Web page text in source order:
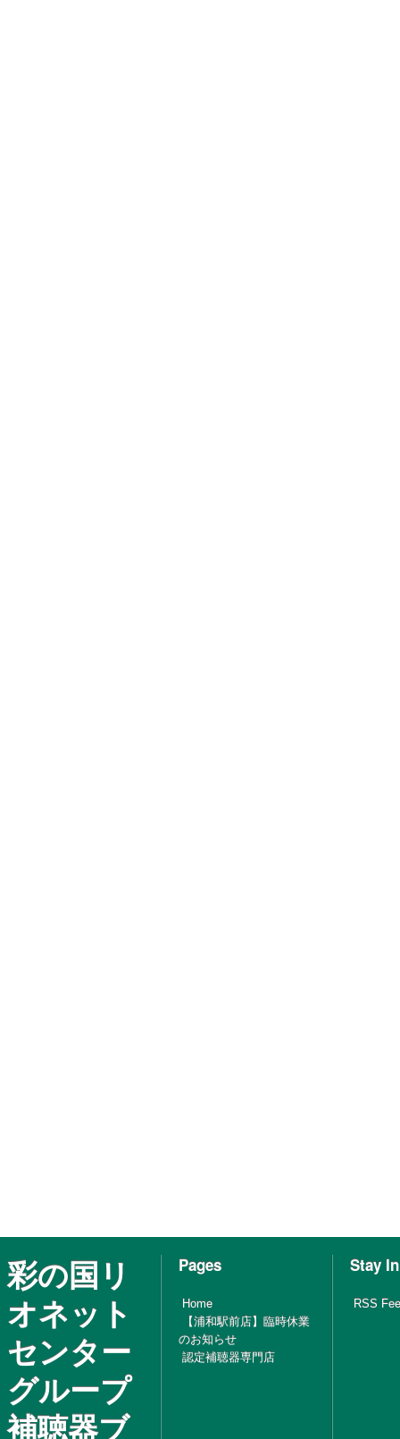
彩の国リ
オネット
センター
グループ
補聴器ブ
Pages
Home
【浦和駅前店】臨時休業
のお知らせ
認定補聴器専門店
Stay
RSS